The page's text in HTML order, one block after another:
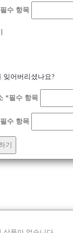
필수 항목
잊어버리셨나요?
*필수 항목
필수 항목
기